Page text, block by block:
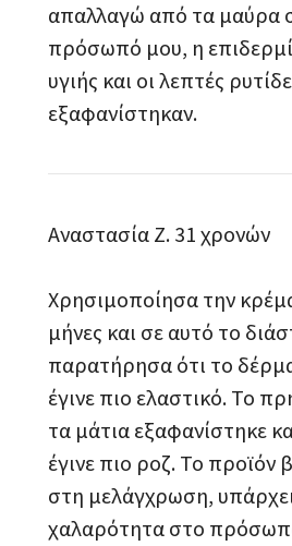
απαλλαγώ από τα μαύρα
πρόσωπό μου, η
υγιής και οι λεπτές
εξαφανίστηκαν.
Αναστασία Ζ. 31 χρονών
Χρησιμοποίησα την
μήνες και σε αυτό το
παρατήρησα ότι το
έγινε πιο ελαστικό. Το
τα μάτια εξαφανίστηκε
έγινε πιο ροζ. Το προϊόν
στη μελάγχρωση,
χαλαρότητα στο